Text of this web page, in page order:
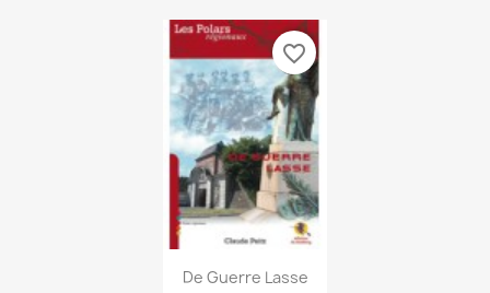
Aperçu rapide
De Guerre Lasse
favorite_border